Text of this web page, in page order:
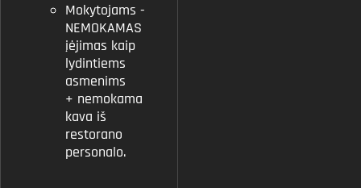
Mokytojams -
NEMOKAMAS
įėjimas kaip
lydintiems
asmenims
+ nemokama
kava iš
restorano
personalo.